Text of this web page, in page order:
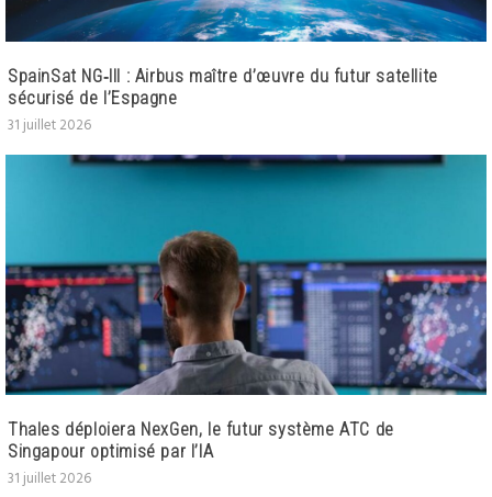
SpainSat NG‑III : Airbus maître d’œuvre du futur satellite
sécurisé de l’Espagne
31 juillet 2026
Thales déploiera NexGen, le futur système ATC de
Singapour optimisé par l’IA
31 juillet 2026